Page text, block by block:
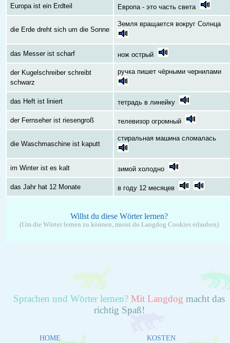
Europa ist ein Erdteil Европа - это часть света
die Erde dreht sich um die Sonne
Земля вращается вокруг Солнца
das Messer ist scharf нож острый
der Kugelschreiber schreibt
schwarz
ручка пишет чёрными чернилами
das Heft ist liniert тетрадь в линейку
der Fernseher ist riesengroß телевизор огромный
die Waschmaschine ist kaputt
стиральная машина сломалась
im Winter ist es kalt зимой холодно
das Jahr hat 12 Monate в году 12 месяцев
Willst du diese Wörter lernen?
(Um die Wörter lernen zu können, musst du Langdog Cookies erlauben)
Sprachen und Wörter lernen? Mit Langdog macht das
richtig Spaß!
HOME KOSTEN